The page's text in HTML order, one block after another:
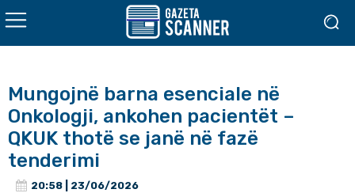
Mungojnë barna esenciale në
Onkologji, ankohen pacientët –
QKUK thotë se janë në fazë
tenderimi
20:58 | 23/06/2026